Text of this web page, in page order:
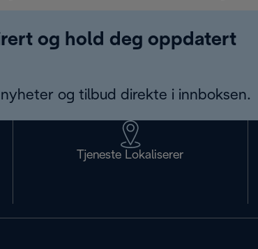
og hold deg oppdatert
og tilbud direkte i innboksen.
Tjeneste Lokaliserer